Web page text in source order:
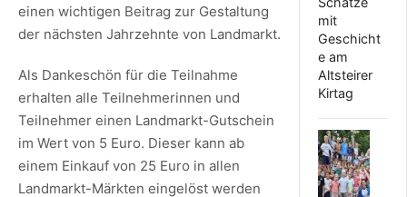
einen wichtigen Beitrag zur Gestaltung
der nächsten Jahrzehnte von Landmarkt.
Als Dankeschön für die Teilnahme
erhalten alle Teilnehmerinnen und
Teilnehmer einen Landmarkt-Gutschein
im Wert von 5 Euro. Dieser kann ab
einem Einkauf von 25 Euro in allen
Landmarkt-Märkten eingelöst werden
mit
Geschicht
e am
Altsteirer
Kirtag